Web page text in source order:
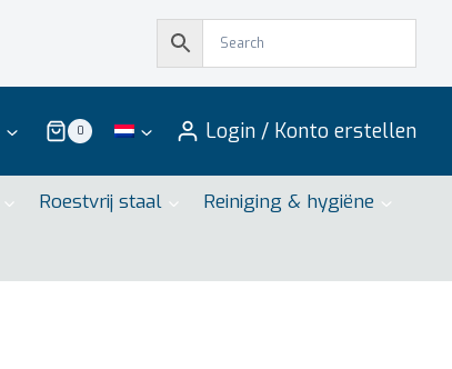
0 Login / Konto erstellen
Roestvrij staal Reiniging & hygiëne